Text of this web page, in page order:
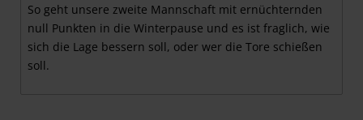
So geht unsere zweite Mannschaft mit ernüchternden
null Punkten in die Winterpause und es ist fraglich, wie
sich die Lage bessern soll, oder wer die Tore schießen
soll.